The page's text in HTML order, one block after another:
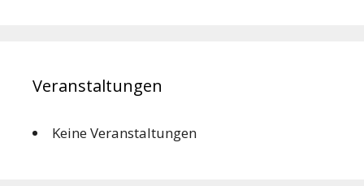
Veranstaltungen
Keine Veranstaltungen